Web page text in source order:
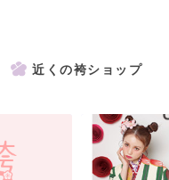
近くの袴ショップ